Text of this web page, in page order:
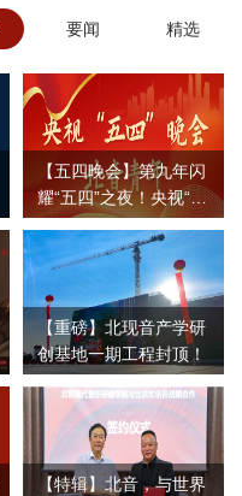
要闻 精选
【五四晚会】第九年闪
耀“五四”之夜！央视“…
【重磅】北现音产学研
创基地一期工程封顶！
【特辑】北音，与世界